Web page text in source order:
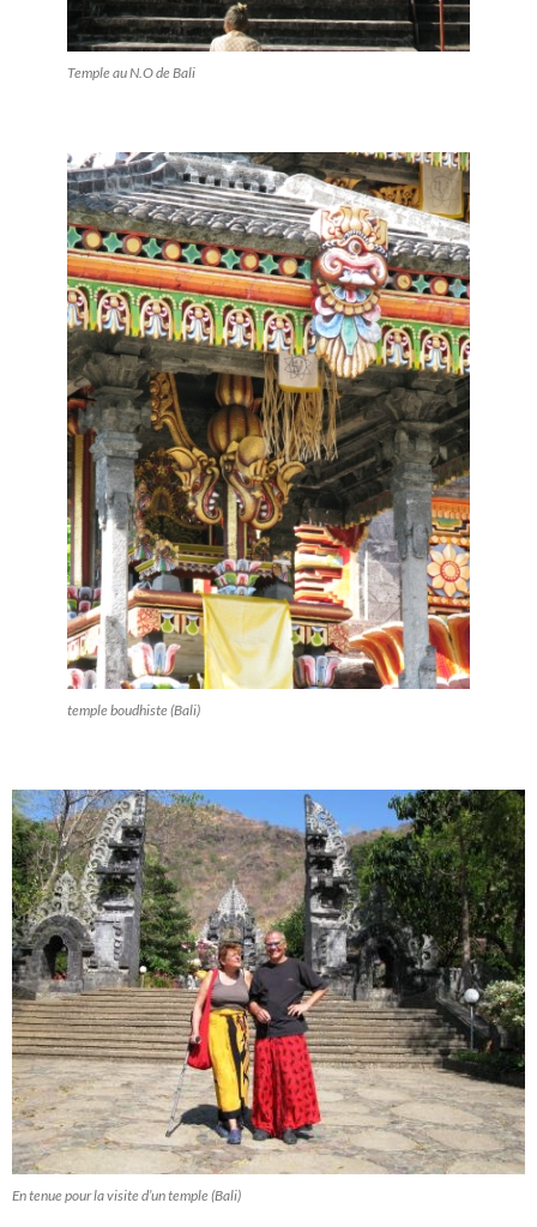
Temple au N.O de Bali
temple boudhiste (Bali)
En tenue pour la visite d’un temple (Bali)